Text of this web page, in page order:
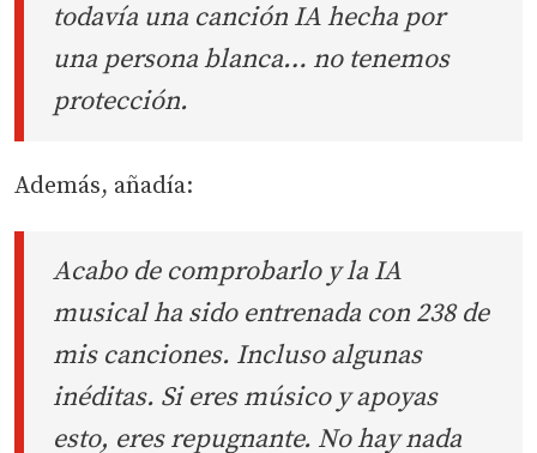
todavía una canción IA hecha por
una persona blanca… no tenemos
protección.
Además, añadía:
Acabo de comprobarlo y la IA
musical ha sido entrenada con 238 de
mis canciones. Incluso algunas
inéditas. Si eres músico y apoyas
esto, eres repugnante. No hay nada